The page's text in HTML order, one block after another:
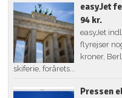
easyJet
94 kr.
easyJet
flyrejser
kroner,
skiferie, forårets...
Pressen